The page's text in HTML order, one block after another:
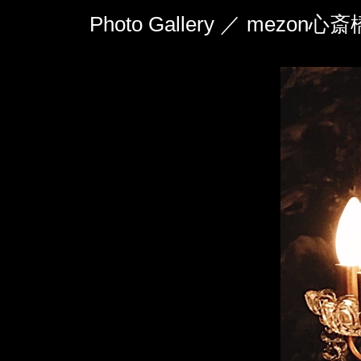
Photo Gallery ／ mezon心斎